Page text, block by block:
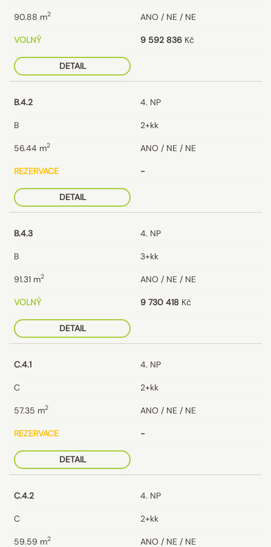
90.88 m2 ANO / NE / NE
VOLNÝ 9 592 836 Kč
DETAIL
B.4.2 4. NP
B 2+kk
56.44 m2 ANO / NE / NE
REZERVACE -
DETAIL
B.4.3 4. NP
B 3+kk
91.31 m2 ANO / NE / NE
VOLNÝ 9 730 418 Kč
DETAIL
C.4.1 4. NP
C 2+kk
57.35 m2 ANO / NE / NE
REZERVACE -
DETAIL
C.4.2 4. NP
C 2+kk
59.59 m2 ANO / NE / NE